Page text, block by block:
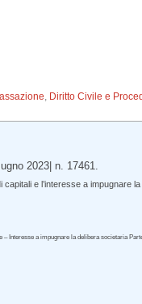
, Diritto Civile e
2023| n. 17461.
e l’interesse a impugnare
– Interesse a impugnare la delibera societaria